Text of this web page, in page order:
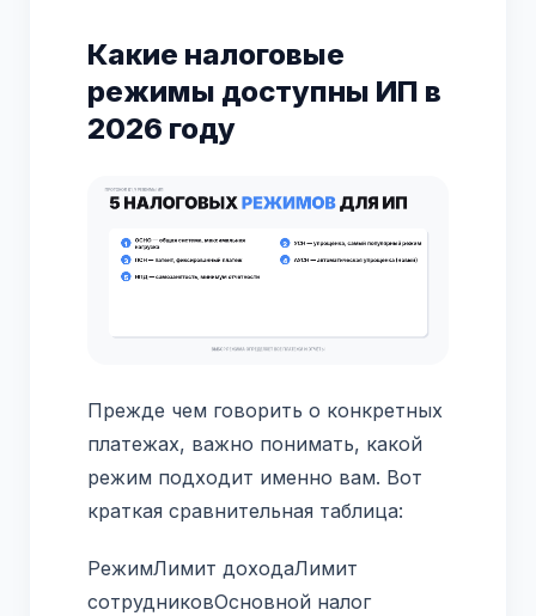
Какие налоговые
режимы доступны ИП в
2026 году
Прежде чем говорить о конкретных
платежах, важно понимать, какой
режим подходит именно вам. Вот
краткая сравнительная таблица:
РежимЛимит доходаЛимит
сотрудниковОсновной налог